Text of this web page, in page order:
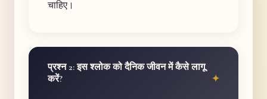
चाहिए।
प्रश्न 2: इस श्लोक को दैनिक जीवन में कैसे लागू
करें?